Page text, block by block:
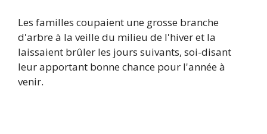
Les familles coupaient une grosse branche
d'arbre à la veille du milieu de l'hiver et la
laissaient brûler les jours suivants, soi-disant
leur apportant bonne chance pour l'année à
venir.